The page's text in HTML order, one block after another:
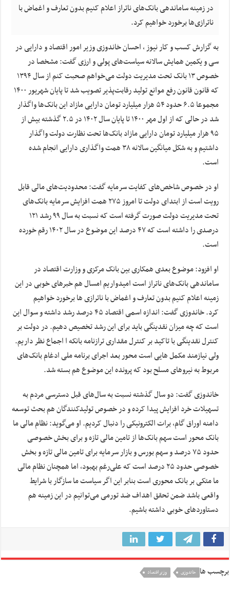
در زمینه ساماندهی بانک‌های ناتراز اعلام کنیم بدون تعارف و اغماض با
ناترازی‌ها برخورد خواهیم کرد.
به گزارش کسب و کار نیوز ، احسان خاندوزی وزیر امور اقتصاد و دارایی در
سی و یکمین همایش سالانه سیاست‌های پولی و ارزی گفت: مشخصا در
خصوص ۱۳ بانک تحت مدیریت دولت می‌خواهم صحبت کنم از سال ۱۳۹۴
که قانون قانون رفع موانع تولید رقابت‌پذیر تصویب شد تا پایان شهریور ۱۴۰۰
مجموعا ۶.۵ حدود ۵۴ هزار میلیارد تومان دارایی مازاد این بانک‌ها واگذار
شد در حالی که از اول مهر ۱۴۰۰ تا پایان سال ۱۴۰۲ در ۲.۵ گذشته بیش از
۹۵ هزار میلیارد تومان دارایی مازاد بانک‌ها تحت نظارت دولت واگذار
داشتیم و به شکل میانگین سالانه ۳۸ همت واگذاری دارایی انجام شده
است.
او در خصوص شاخص‌های کفایت سرمایه گفت: محدودیت‌های مالی قابل
رویت است از ابتدای دولت تا امروز ۲۷۵ همت افزایش سرمایه بانک‌های
تحت مدیریت دولت صورت گرفته است که نسبت به سال ۹۹ رشد ۱۲۱
درصدی را داشته است که ۴۷ درصد این موضوع در سال ۱۴۰۲ رقم خورده
است.
او افزود: موضوع بعدی همکاری بین بانک مرکزی و وزارت اقتصاد در
ساماندهی بانک‌های ناتراز است امیدواریم امسال هم خبر‌های خوبی در این
زمینه اعلام کنیم بدون تعارف و اغماض با ناترازی ها برخورد خواهیم
کرد. خاندوزی گفت: اندازه اسمی اقتصاد ۴۵ درصد رشد داشته و سوال این
است که چه میزان نقدینگی باید برای این رشد تخصیص دهیم. در دولت بر
کنترل نقدینگی با تاکید بر کنترل مقداری ترازنامه بانکه ا اجماع نظر داریم.
ولی نیازمند مکمل هایی است محور بعد اجرای برنامه ملی ادغام بانک‌های
مربوط به نیرو‌های مسلح بود که پرونده این موضوع هم بسته شد.
خاندوزی گفت: دو سال گذشته نسبت به سال‌های قبل دسترسی مردم به
تسهیلات خرد افزایش پیدا کرده و در خصوص تولیدکنندگان هم بحث توسعه
دامنه اوراق گام، برات الکترونیکی را دنبال کردیم. او می‌گوید: نظام مالی ما
بانک محور است سهم بانک‌ها از تامین مالی تازه و برای بخش خصوصی
حدود ۷۵ درصد و سهم بورس و بازار سرمایه برای تامین مالی تازه و بخش
خصوصی حدود ۲۵ درصد است که علی‌رغم بهبود، اما همچنان نظام مالی
ما متکی بر بانک محوری است بنابر این اگر سیاست ما سازگار با شرایط
واقعی باشد ضمن تحقق اهداف ضد تورمی می‌توانیم در این زمینه هم
دستاورد‌های خوبی داشته باشیم.
برچسب ها خاندوزی وزیر اقتصاد